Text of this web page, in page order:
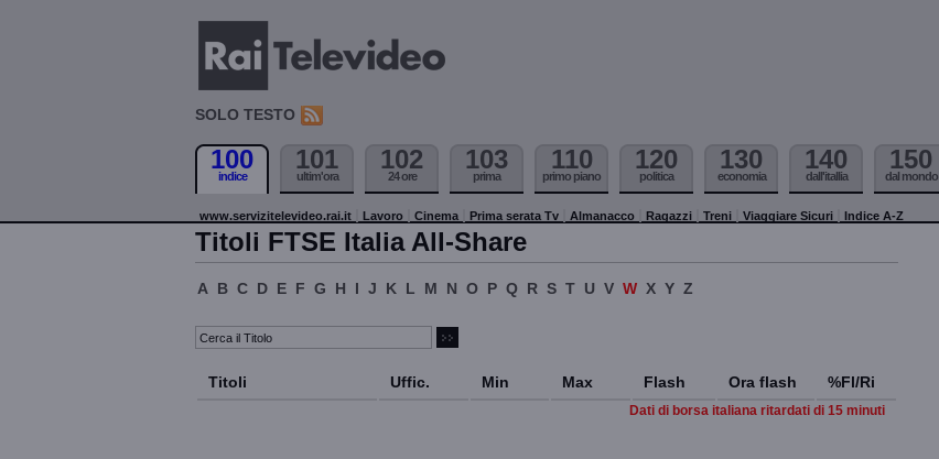
SOLO TESTO
100
indice
101
ultim'ora
102
24 ore
103
prima
110
primo piano
120
politica
130
economia
140
dall'itallia
150
dal mondo
www.servizitelevideo.rai.it Lavoro Cinema Prima serata Tv Almanacco Ragazzi Treni Viaggiare Sicuri Indice A-Z
Titoli FTSE Italia All-Share
A B C D E F G H I J K L M N O P Q R S T U V W X Y Z
Titoli Uffic. Min Max Flash Ora flash %Fl/Ri
Dati di borsa italiana ritardati di 15 minuti